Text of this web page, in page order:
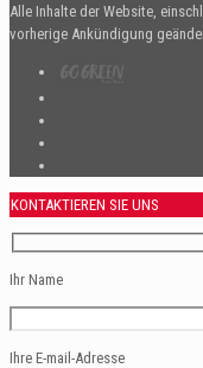
Alle Inhalte der Website,
vorherige Ankündigung
KONTAKTIEREN SIE UNS
Ihr Name
Ihre E-mail-Adresse